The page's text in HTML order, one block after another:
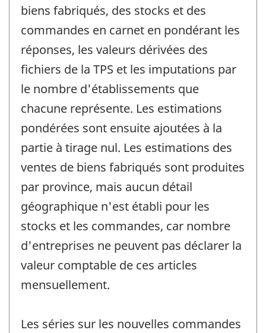
biens fabriqués, des stocks et des
commandes en carnet en pondérant les
réponses, les valeurs dérivées des
fichiers de la TPS et les imputations par
le nombre d'établissements que
chacune représente. Les estimations
pondérées sont ensuite ajoutées à la
partie à tirage nul. Les estimations des
ventes de biens fabriqués sont produites
par province, mais aucun détail
géographique n'est établi pour les
stocks et les commandes, car nombre
d'entreprises ne peuvent pas déclarer la
valeur comptable de ces articles
mensuellement.
Les séries sur les nouvelles commandes